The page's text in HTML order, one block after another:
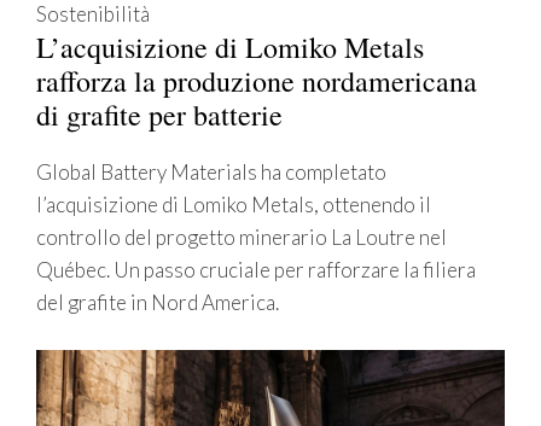
Sostenibilità
L’acquisizione di Lomiko Metals
rafforza la produzione nordamericana
di grafite per batterie
Global Battery Materials ha completato
l’acquisizione di Lomiko Metals, ottenendo il
controllo del progetto minerario La Loutre nel
Québec. Un passo cruciale per rafforzare la filiera
del grafite in Nord America.